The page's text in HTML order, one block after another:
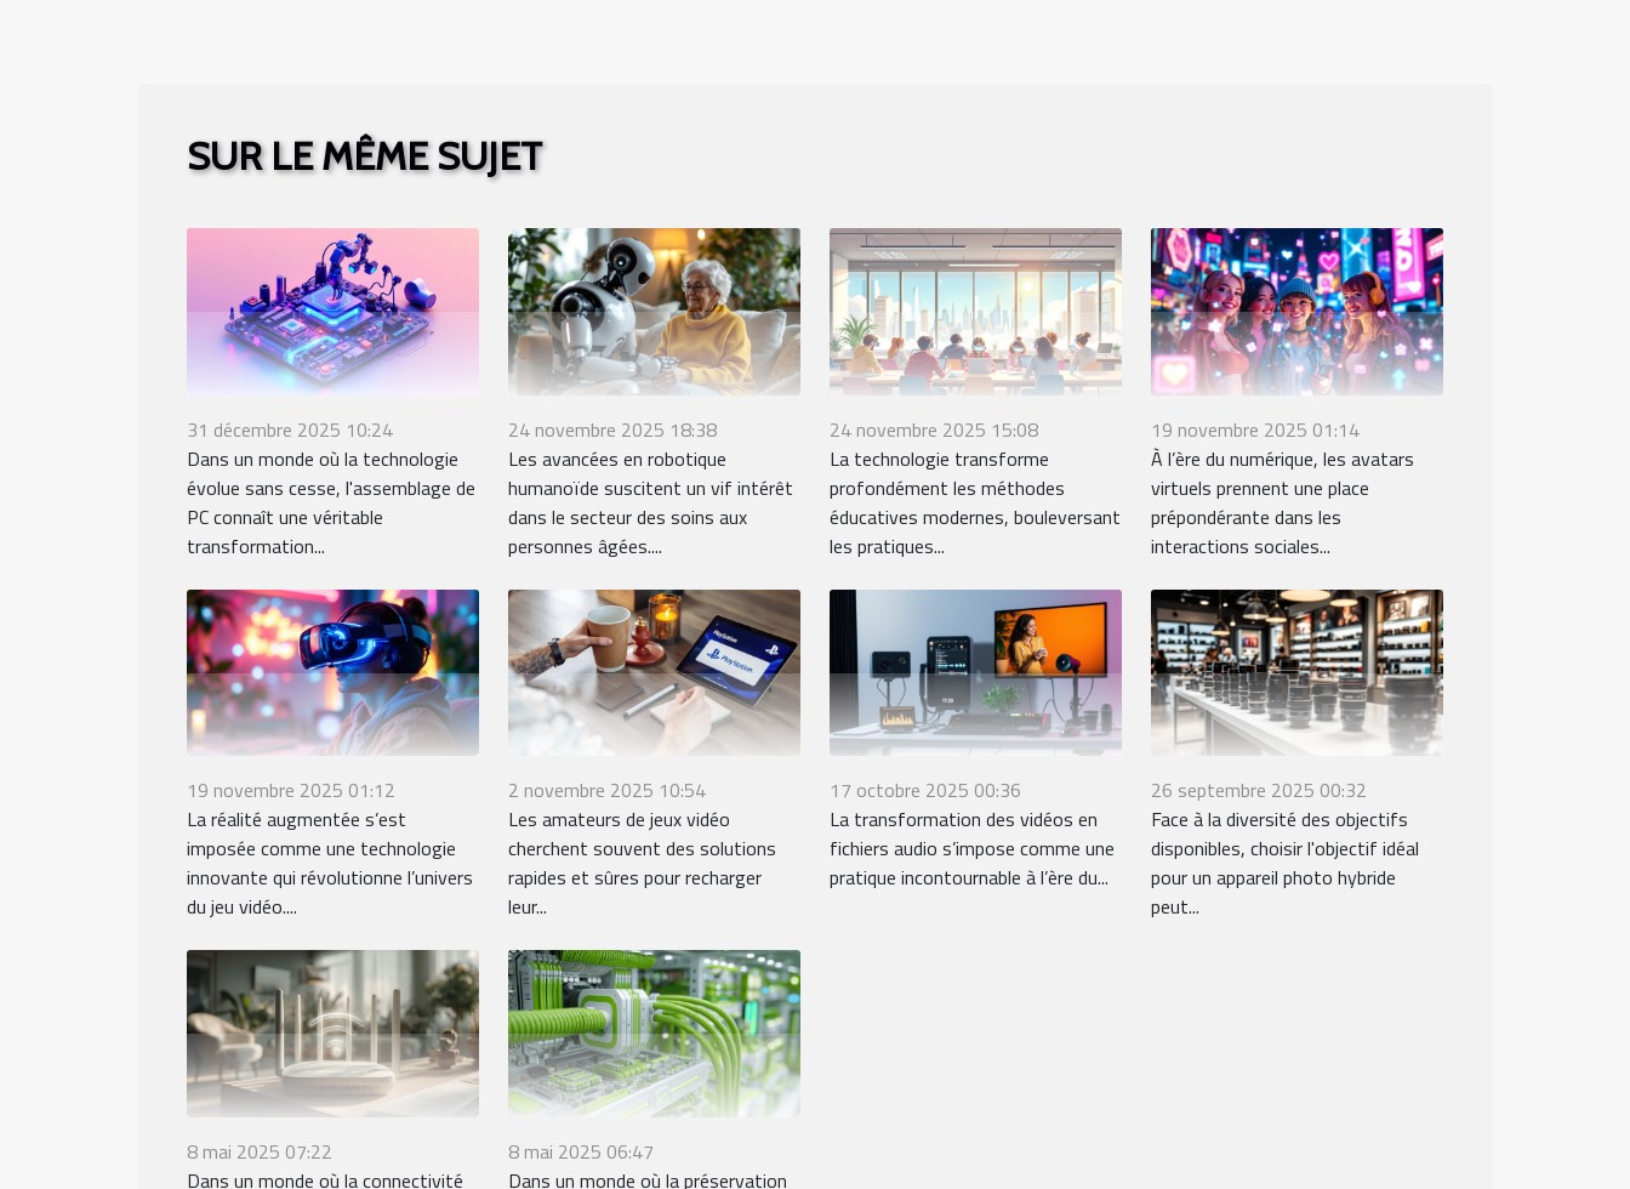
SUR LE MÊME SUJET
31 décembre 2025 10:24
Dans un monde où la technologie
évolue sans cesse, l'assemblage de
PC connaît une véritable
transformation...
24 novembre 2025 18:38
Les avancées en robotique
humanoïde suscitent un vif intérêt
dans le secteur des soins aux
personnes âgées....
24 novembre 2025 15:08
La technologie transforme
profondément les méthodes
éducatives modernes, bouleversant
les pratiques...
19 novembre 2025 01:14
À l’ère du numérique, les avatars
virtuels prennent une place
prépondérante dans les
interactions sociales...
19 novembre 2025 01:12
La réalité augmentée s’est
imposée comme une technologie
innovante qui révolutionne l’univers
du jeu vidéo....
2 novembre 2025 10:54
Les amateurs de jeux vidéo
cherchent souvent des solutions
rapides et sûres pour recharger
leur...
17 octobre 2025 00:36
La transformation des vidéos en
fichiers audio s’impose comme une
pratique incontournable à l’ère du...
26 septembre 2025 00:32
Face à la diversité des objectifs
disponibles, choisir l'objectif idéal
pour un appareil photo hybride
peut...
8 mai 2025 07:22
Dans un monde où la connectivité
8 mai 2025 06:47
Dans un monde où la préservation